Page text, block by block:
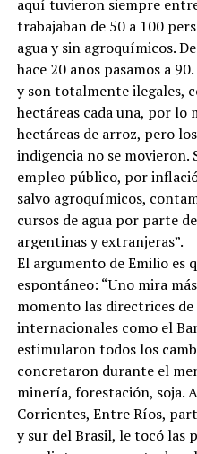
aquí tuvieron siempre
trabajaban de 50 a 100
agua y sin agroquímicos.
hace 20 años pasamos a
y son totalmente ilegales,
hectáreas cada una, por lo
hectáreas de arroz, pero
indigencia no se movieron.
empleo público, por
salvo agroquímicos,
cursos de agua por parte
argentinas y extranjeras”.
El argumento de Emilio es
espontáneo: “Uno mira
momento las directrices
internacionales como el
estimularon todos los
concretaron durante el
minería, forestación, soja.
Corrientes, Entre Ríos,
y sur del Brasil, le tocó las